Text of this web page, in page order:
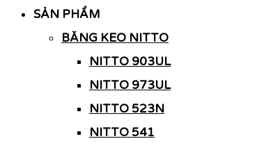
SẢN PHẨM
BĂNG KEO NITTO
NITTO 903UL
NITTO 973UL
NITTO 523N
NITTO 541